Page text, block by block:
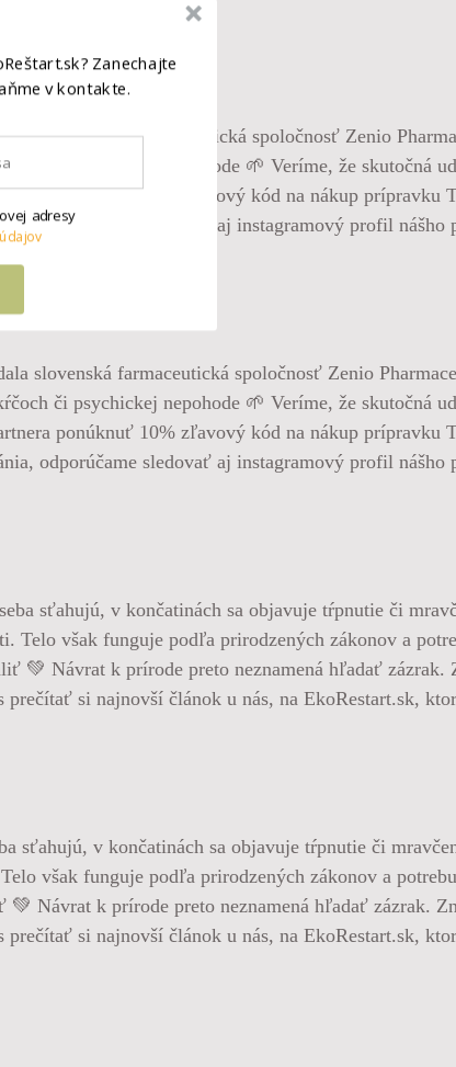
#zerowaste
slovenská farmaceutická spoločnosť Zenio
či psychickej nepohode 🌱 Veríme, že skutočná
ponúknuť 10% zľavový kód na nákup prípravku
odporúčame sledovať aj instagramový profil nášho
sťahujú, v končatinách sa objavuje tŕpnutie či
však funguje podľa prirodzených zákonov a
Návrat k prírode preto neznamená hľadať zázrak.
si najnovší článok u nás, na EkoRestart.sk,
Zanechajte
v kontakte.
adresy